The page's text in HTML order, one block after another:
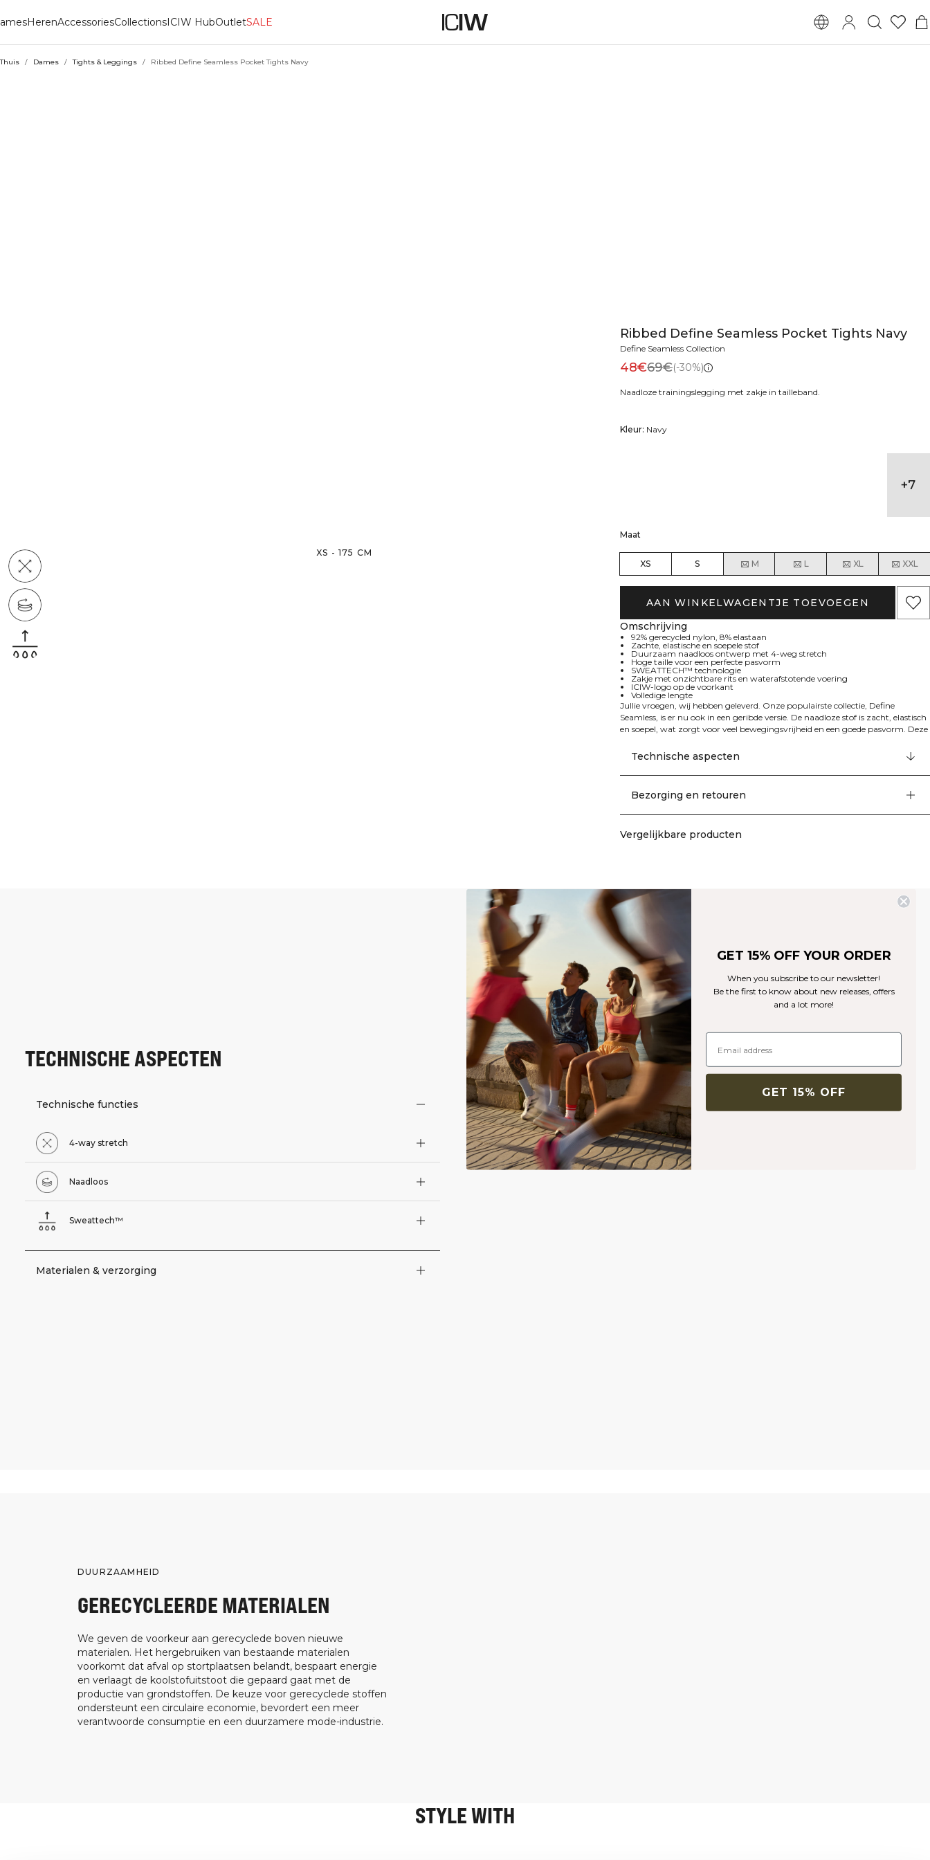
HerenAccessoriesCollectionsICIW HubOutletSALE
Thuis / Dames / Tights & Leggings / Ribbed Define Seamless Pocket Tights Navy
XS - 175 CM
Ribbed Define Seamless Pocket Tights Navy
Define Seamless Collection
48€69€(-30%)
Naadloze trainingslegging met zakje in tailleband.
Kleur: Navy
+7
Maat
XS S M L XL XXL
AAN WINKELWAGENTJE TOEVOEGEN
Omschrijving
92% gerecycled nylon, 8% elastaan
Zachte, elastische en soepele stof
Duurzaam naadloos ontwerp met 4-weg stretch
Hoge taille voor een perfecte pasvorm
SWEATTECH™ technologie
Zakje met onzichtbare rits en waterafstotende voering
ICIW-logo op de voorkant
Volledige lengte
Jullie vroegen, wij hebben geleverd. Onze populairste collectie, Define
Seamless, is er nu ook in een geribde versie. De naadloze stof is zacht, elastisch
en soepel, wat zorgt voor veel bewegingsvrijheid en een goede pasvorm. Deze
trendy kleuren, is perfect voor verschillende soorten work-outs. De 4-way
stretch stof met de nieuwste naadloze technologie zorgt voor meer mobiliteit
tijdens je work-out. Elastische en duurzame stof met ICIW-logo op de
volledige lengte design. De tailleband bevat een zakje met onzichtbare rits en
Technische aspecten
Bezorging en retouren
Vergelijkbare producten
TECHNISCHE ASPECTEN
Technische functies
4-way stretch
Naadloos
Sweattech™
Materialen & verzorging
DUURZAAMHEID
GERECYCLEERDE MATERIALEN
We geven de voorkeur aan gerecyclede boven nieuwe
materialen. Het hergebruiken van bestaande materialen
voorkomt dat afval op stortplaatsen belandt, bespaart energie
en verlaagt de koolstofuitstoot die gepaard gaat met de
productie van grondstoffen. De keuze voor gerecyclede stoffen
ondersteunt een circulaire economie, bevordert een meer
verantwoorde consumptie en een duurzamere mode-industrie.
STYLE WITH
GET 15% OFF YOUR ORDER
When you subscribe to our newsletter!
Be the first to know about new releases, offers
and a lot more!
GET 15% OFF